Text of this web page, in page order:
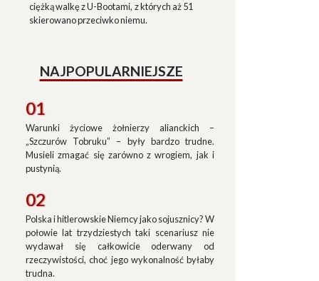
ciężką walkę z U-Bootami, z których aż 51
skierowano przeciwko niemu.
NAJPOPULARNIEJSZE
01
Warunki życiowe żołnierzy alianckich –
„Szczurów Tobruku” – były bardzo trudne.
Musieli zmagać się zarówno z wrogiem, jak i
pustynią.
02
Polska i hitlerowskie Niemcy jako sojusznicy? W
połowie lat trzydziestych taki scenariusz nie
wydawał się całkowicie oderwany od
rzeczywistości, choć jego wykonalność byłaby
trudna.